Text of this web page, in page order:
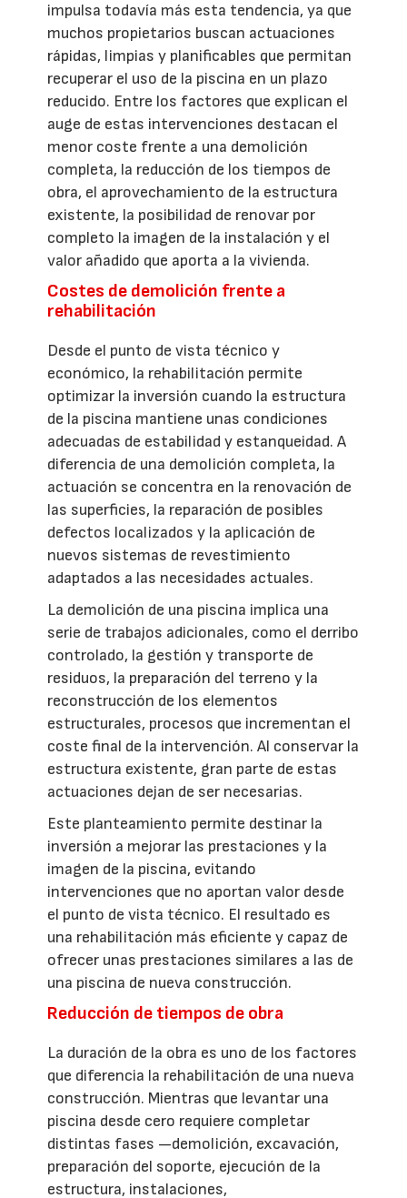
impulsa todavía más esta tendencia, ya que
muchos propietarios buscan actuaciones
rápidas, limpias y planificables que permitan
recuperar el uso de la piscina en un plazo
reducido. Entre los factores que explican el
auge de estas intervenciones destacan el
menor coste frente a una demolición
completa, la reducción de los tiempos de
obra, el aprovechamiento de la estructura
existente, la posibilidad de renovar por
completo la imagen de la instalación y el
valor añadido que aporta a la vivienda.
Costes de demolición frente a
rehabilitación
Desde el punto de vista técnico y
económico, la rehabilitación permite
optimizar la inversión cuando la estructura
de la piscina mantiene unas condiciones
adecuadas de estabilidad y estanqueidad. A
diferencia de una demolición completa, la
actuación se concentra en la renovación de
las superficies, la reparación de posibles
defectos localizados y la aplicación de
nuevos sistemas de revestimiento
adaptados a las necesidades actuales.
La demolición de una piscina implica una
serie de trabajos adicionales, como el derribo
controlado, la gestión y transporte de
residuos, la preparación del terreno y la
reconstrucción de los elementos
estructurales, procesos que incrementan el
coste final de la intervención. Al conservar la
estructura existente, gran parte de estas
actuaciones dejan de ser necesarias.
Este planteamiento permite destinar la
inversión a mejorar las prestaciones y la
imagen de la piscina, evitando
intervenciones que no aportan valor desde
el punto de vista técnico. El resultado es
una rehabilitación más eficiente y capaz de
ofrecer unas prestaciones similares a las de
una piscina de nueva construcción.
Reducción de tiempos de obra
La duración de la obra es uno de los factores
que diferencia la rehabilitación de una nueva
construcción. Mientras que levantar una
piscina desde cero requiere completar
distintas fases —demolición, excavación,
preparación del soporte, ejecución de la
estructura, instalaciones,